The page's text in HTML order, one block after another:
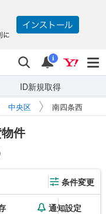
検索 通知
i
ID新規取得
中央区 南四条西
件
条件変更
通知設定